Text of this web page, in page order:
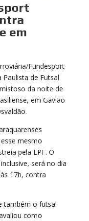
em
Fundesport
de Futsal
da noite de
em Gavião
mesmo
pela LPF. O
será no dia
17h, contra
também o futsal
como